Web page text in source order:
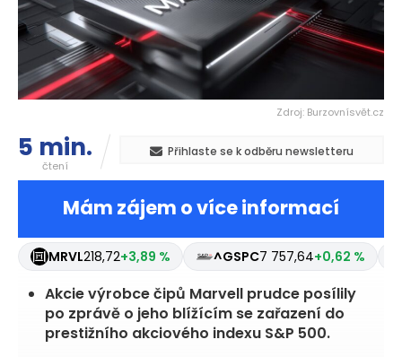
Zdroj: Burzovnísvět.cz
5 min.
čtení
Přihlaste se k odběru newsletteru
Mám zájem o více informací
MRVL218,72+3,89 % ^GSPC7 757,64+0,62 %
Akcie výrobce čipů Marvell prudce posílily
po zprávě o jeho blížícím se zařazení do
prestižního akciového indexu S&P 500.